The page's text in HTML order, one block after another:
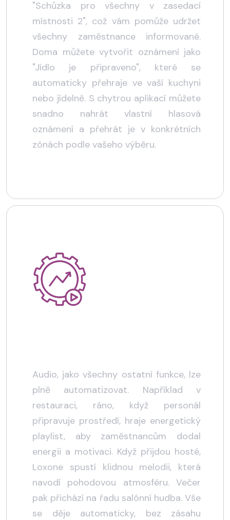
"Schůzka pro všechny v zasedací
místnosti 2", což vám pomůže udržet
všechny zaměstnance informované.
Doma můžete vytvořit oznámení jako
"Jídlo je připraveno", které se
automaticky přehraje ve vaší kuchyni
nebo jídelně. S chytrou aplikací můžete
snadno nahrát vlastní hlasová
oznámení a přehrát je v konkrétních
zónách podle vašeho výběru.
Audio, jako všechny ostatní funkce, lze
plně automatizovat. Například v
restauraci, ráno, když personál
připravuje prostředí, hraje energetický
playlist, aby zaměstnancům dodal
energii a motivaci. Když přijdou hosté,
Loxone spustí klidnou melodii, která
navodí pohodovou atmosféru. Večer
pak přichází na řadu salónní hudba. Vše
se děje automaticky, bez zásahu